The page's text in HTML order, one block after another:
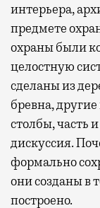
интерьера,
предмете
охраны были
целостную
сделаны из
бревна,
столбы, часть
дискуссия.
формально
они созданы в
построено.